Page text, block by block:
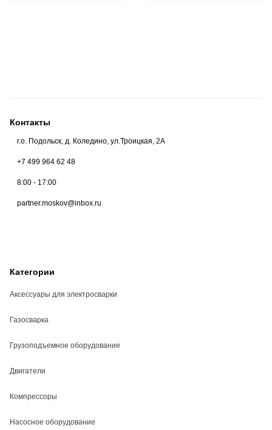
Контакты
г.о. Подольск, д. Коледино, ул.Троицкая, 2А
+7 499 964 62 48
8:00 - 17:00
partner.moskov@inbox.ru
Категории
Аксессуары для электросварки
Газосварка
Грузоподъемное оборудование
Двигатели
Компрессоры
Насосное оборудование